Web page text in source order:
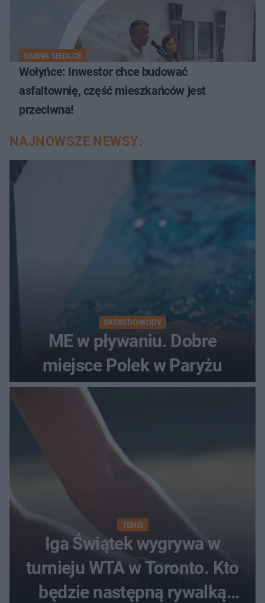
GMINA SIEDLCE
Wołyńce: Inwestor chce budować
asfaltownię, część mieszkańców jest
przeciwna!
NAJNOWSZE NEWSY:
SKOKI DO WODY
ME w pływaniu. Dobre
miejsce Polek w Paryżu
TENIS
Iga Świątek wygrywa w
turnieju WTA w Toronto. Kto
będzie następną rywalką